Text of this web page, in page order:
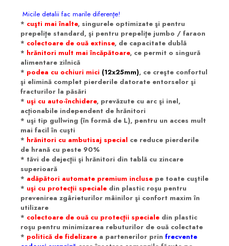
Micile detalii fac marile diferenţe!
* cuşti mai înalte, singurele optimizate şi pentru
prepeliţe standard, şi pentru prepeliţe jumbo / faraon
* colectoare de ouă extinse, de capacitate dublă
* hrănitori mult mai încăpătoare, ce permit o singură
alimentare zilnică
* podea cu ochiuri mici (12x25mm), ce creşte confortul
şi elimină complet pierderile datorate entorselor şi
fracturilor la păsări
* uşi cu auto-închidere, prevăzute cu arc şi inel,
acţionabile independent de hrănitori
* uşi tip gullwing (în formă de L), pentru un acces mult
mai facil în cuşti
* hrănitori cu ambutisaj special ce reduce pierderile
de hrană cu peste 90%
* tăvi de dejecţii şi hrănitori din tablă cu zincare
superioară
* adăpători automate premium incluse pe toate cuştile
* uşi cu protecţii speciale din plastic roşu pentru
prevenirea zgârieturilor mâinilor şi confort maxim în
utilizare
* colectoare de ouă cu protecţii speciale din plastic
roşu pentru minimizarea rebuturilor de ouă colectate
* politică de fidelizare a partenerilor prin frecvente